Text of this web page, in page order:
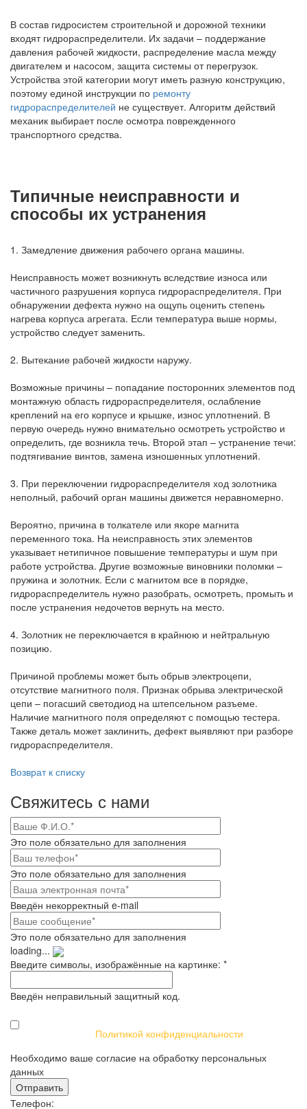
В состав гидросистем строительной и дорожной техники
входят гидрораспределители. Их задачи – поддержание
давления рабочей жидкости, распределение масла между
двигателем и насосом, защита системы от перегрузок.
Устройства этой категории могут иметь разную конструкцию,
поэтому единой инструкции по ремонту
гидрораспределителей не существует. Алгоритм действий
механик выбирает после осмотра поврежденного
транспортного средства.
Типичные неисправности и
способы их устранения
1. Замедление движения рабочего органа машины.
Неисправность может возникнуть вследствие износа или
частичного разрушения корпуса гидрораспределителя. При
обнаружении дефекта нужно на ощупь оценить степень
нагрева корпуса агрегата. Если температура выше нормы,
устройство следует заменить.
2. Вытекание рабочей жидкости наружу.
Возможные причины – попадание посторонних элементов под
монтажную область гидрораспределителя, ослабление
креплений на его корпусе и крышке, износ уплотнений. В
первую очередь нужно внимательно осмотреть устройство и
определить, где возникла течь. Второй этап – устранение течи:
подтягивание винтов, замена изношенных уплотнений.
3. При переключении гидрораспределителя ход золотника
неполный, рабочий орган машины движется неравномерно.
Вероятно, причина в толкателе или якоре магнита
переменного тока. На неисправность этих элементов
указывает нетипичное повышение температуры и шум при
работе устройства. Другие возможные виновники поломки –
пружина и золотник. Если с магнитом все в порядке,
гидрораспределитель нужно разобрать, осмотреть, промыть и
после устранения недочетов вернуть на место.
4. Золотник не переключается в крайнюю и нейтральную
позицию.
Причиной проблемы может быть обрыв электроцепи,
отсутствие магнитного поля. Признак обрыва электрической
цепи – погасший светодиод на штепсельном разъеме.
Наличие магнитного поля определяют с помощью тестера.
Также деталь может заклинить, дефект выявляют при разборе
гидрораспределителя.
Возврат к списку
Свяжитесь с нами
Это поле обязательно для заполнения
Это поле обязательно для заполнения
Введён некорректный e-mail
Это поле обязательно для заполнения
loading...
Введите символы, изображённые на картинке: *
Введён неправильный защитный код.
Политикой конфиденциальности
Необходимо ваше согласие на обработку персональных
данных
Телефон: